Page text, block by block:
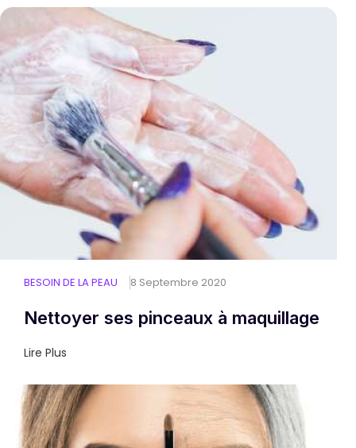
Nettoyer ses pinceaux à maquillage
8 Septembre 2020
BESOIN DE LA PEAU
Lire Plus